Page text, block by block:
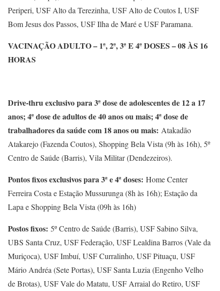
Periperi, USF Alto da Terezinha, USF Alto de Coutos I, USF
Bom Jesus dos Passos, USF Ilha de Maré e USF Paramana.
VACINAÇÃO ADULTO – 1ª, 2ª, 3ª E 4ª DOSES – 08 ÀS 16
HORAS
Drive-thru exclusivo para 3ª dose de adolescentes de 12 a 17
anos; 4ª dose de adultos de 40 anos ou mais; 4ª dose de
trabalhadores da saúde com 18 anos ou mais: Atakadão
Atakarejo (Fazenda Coutos), Shopping Bela Vista (9h às 16h), 5º
Centro de Saúde (Barris), Vila Militar (Dendezeiros).
Pontos fixos exclusivos para 3ª e 4ª doses: Home Center
Ferreira Costa e Estação Mussurunga (8h às 16h); Estação da
Lapa e Shopping Bela Vista (09h às 16h)
Postos fixos: 5º Centro de Saúde (Barris), USF Sabino Silva,
UBS Santa Cruz, USF Federação, USF Lealdina Barros (Vale da
Muriçoca), USF Imbuí, USF Curralinho, USF Pituaçu, USF
Mário Andréa (Sete Portas), USF Santa Luzia (Engenho Velho
de Brotas), USF Vale do Matatu, USF Arraial do Retiro, USF